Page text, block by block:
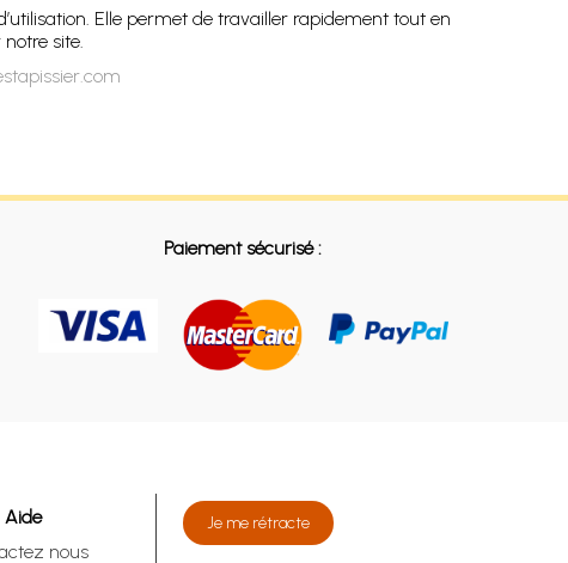
Elle permet de travailler rapidement tout en
notre site.
Paiement sécurisé :
Aide
nous
Je me rétracte